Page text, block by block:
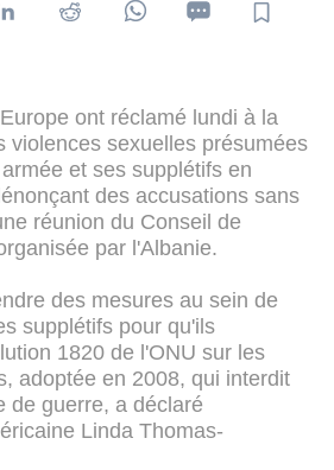
ont réclamé lundi à la
violences sexuelles présumées
et ses supplétifs en
des accusations sans
réunion du Conseil de
par l'Albanie.
des mesures au sein de
supplétifs pour qu'ils
1820 de l'ONU sur les
adoptée en 2008, qui interdit
de guerre, a déclaré
Linda Thomas-